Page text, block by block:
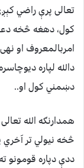
تعالی پرې راضي
کول، دهغه څخه
امربالمعروف او
دالله لپاره
دښمني کول او..
همدارنګه الله
څخه نيولي تر
ددې دپاره قومونو